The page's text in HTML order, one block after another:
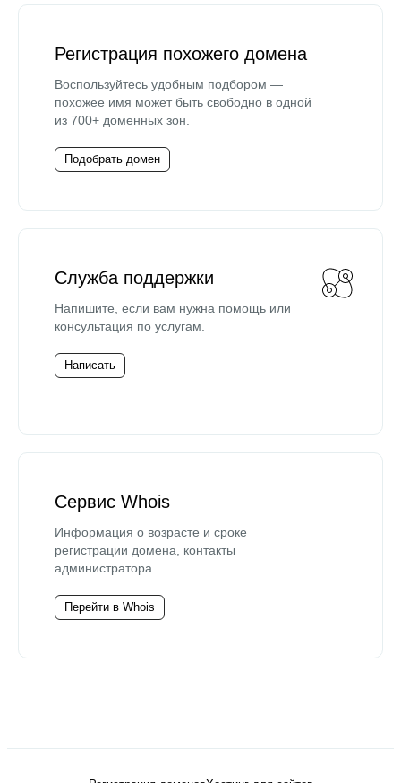
Регистрация похожего домена
Воспользуйтесь удобным подбором —
похожее имя может быть свободно в одной
из 700+ доменных зон.
Подобрать домен
Служба поддержки
Напишите, если вам нужна помощь или
консультация по услугам.
Написать
Сервис Whois
Информация о возрасте и сроке
регистрации домена, контакты
администратора.
Перейти в Whois